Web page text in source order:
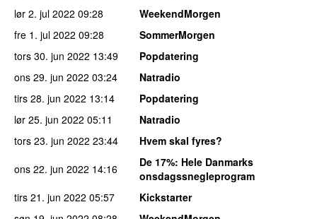
lør 2. jul 2022 09:28
WeekendMorgen
fre 1. jul 2022 09:28
SommerMorgen
tors 30. jun 2022 13:49
Popdatering
ons 29. jun 2022 03:24
Natradio
tirs 28. jun 2022 13:14
Popdatering
lør 25. jun 2022 05:11
Natradio
tors 23. jun 2022 23:44
Hvem skal fyres?
ons 22. jun 2022 14:16 De 17%: Hele Danmarks
onsdagssnegleprogram
tirs 21. jun 2022 05:57
Kickstarter